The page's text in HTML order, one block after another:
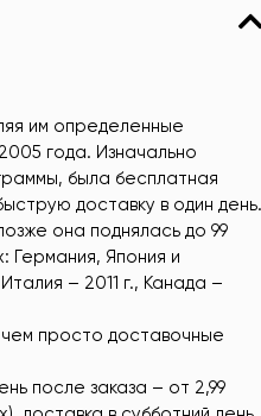
им определенные
года. Изначально
была бесплатная
доставку в один день.
она поднялась до 99
Германия, Япония и
– 2011 г., Канада –
просто доставочные
после заказа – от 2,99